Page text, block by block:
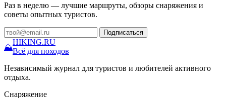
Раз в неделю — лучшие маршруты, обзоры снаряжения и
советы опытных туристов.
Подписаться
⛰
HIKING.RU
Всё для походов
Независимый журнал для туристов и любителей активного
отдыха.
Снаряжение